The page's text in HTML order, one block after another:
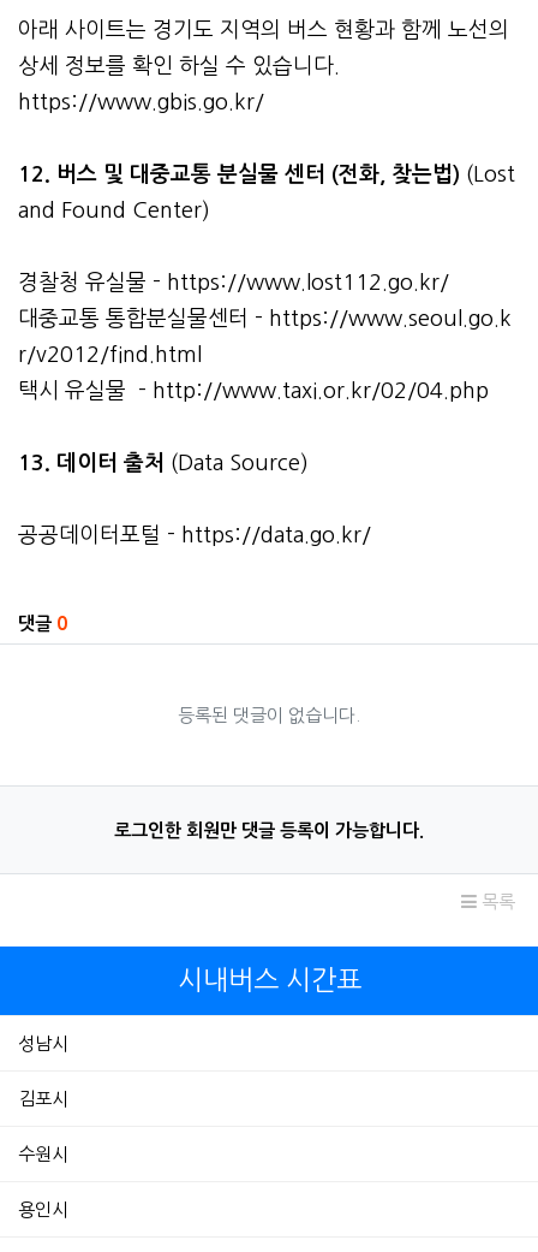
아래 사이트는 경기도 지역의 버스 현황과 함께 노선의
상세 정보를 확인 하실 수 있습니다.
https://www.gbis.go.kr/
12. 버스 및 대중교통 분실물 센터 (전화, 찾는법) (Lost
and Found Center)
경찰청 유실물 - https://www.lost112.go.kr/
대중교통 통합분실물센터 - https://www.seoul.go.k
r/v2012/find.html
택시 유실물 - http://www.taxi.or.kr/02/04.php
13. 데이터 출처 (Data Source)
공공데이터포털 - https://data.go.kr/
댓글 0
등록된 댓글이 없습니다.
로그인한 회원만 댓글 등록이 가능합니다.
목록
시내버스 시간표
성남시
김포시
수원시
용인시